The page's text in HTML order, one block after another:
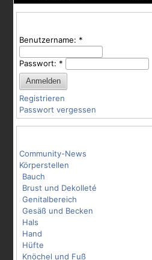
Benutzername: *
Passwort: *
Registrieren
Passwort vergessen
Community-News
Körperstellen
Bauch
Brust und Dekolleté
Genitalbereich
Gesäß und Becken
Hals
Hand
Hüfte
Knöchel und Fuß